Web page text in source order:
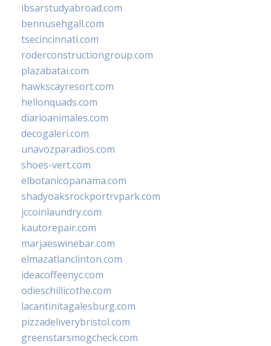
ibsarstudyabroad.com
bennusehgall.com
tsecincinnati.com
roderconstructiongroup.com
plazabatai.com
hawkscayresort.com
hellonquads.com
diarioanimales.com
decogaleri.com
unavozparadios.com
shoes-vert.com
elbotanicopanama.com
shadyoaksrockportrvpark.com
jccoinlaundry.com
kautorepair.com
marjaeswinebar.com
elmazatlanclinton.com
ideacoffeenyc.com
odieschillicothe.com
lacantinitagalesburg.com
pizzadeliverybristol.com
greenstarsmogcheck.com